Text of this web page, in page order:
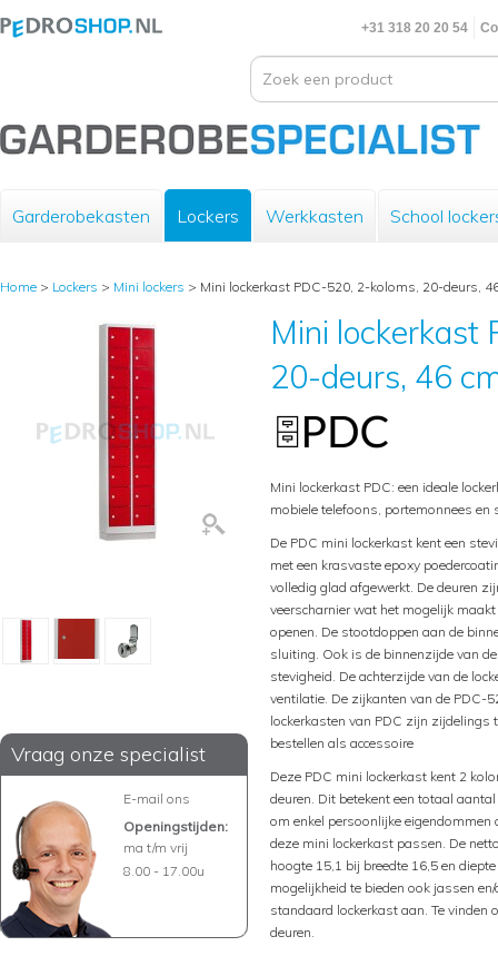
+31 318 20 20 54
Garderobekasten Lockers Werkkasten School
Home > Lockers > Mini lockers > Mini lockerkast PDC-520, 2-koloms, 20-deurs,
Vraag onze specialist
E-mail ons
Openingstijden:
ma t/m vrij
8.00 - 17.00u
Mini lockerkast
20-deurs, 46
Mini lockerkast PDC: een ideale
mobiele telefoons, portemonnees en
De PDC mini lockerkast kent een
met een krasvaste epoxy
volledig glad afgewerkt. De deuren
veerscharnier wat het mogelijk
openen. De stootdoppen aan de
sluiting. Ook is de binnenzijde van
stevigheid. De achterzijde van de
ventilatie. De zijkanten van de PDC-
lockerkasten van PDC zijn zijdelings
bestellen als accessoire
Deze PDC mini lockerkast kent 2
deuren. Dit betekent een totaal
om enkel persoonlijke eigendommen
deze mini lockerkast passen. De
hoogte 15,1 bij breedte 16,5 en
mogelijkheid te bieden ook jassen
standaard lockerkast aan. Te vinden
deuren.